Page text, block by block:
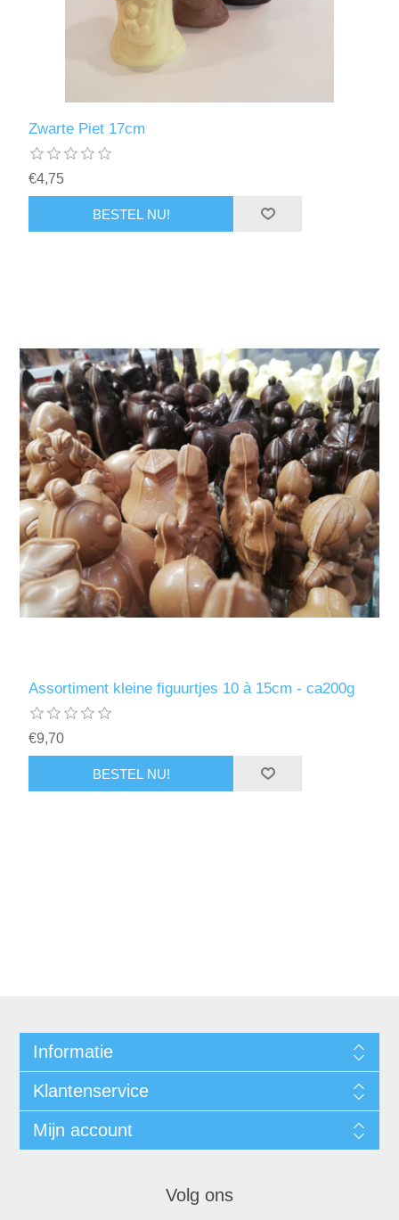
Zwarte Piet 17cm
€4,75
Assortiment kleine figuurtjes 10 à 15cm - ca200g
€9,70
Informatie
Klantenservice
Mijn account
Volg ons